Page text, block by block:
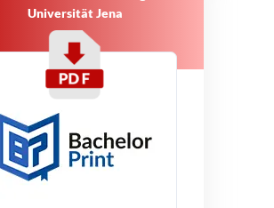
Universität Jena